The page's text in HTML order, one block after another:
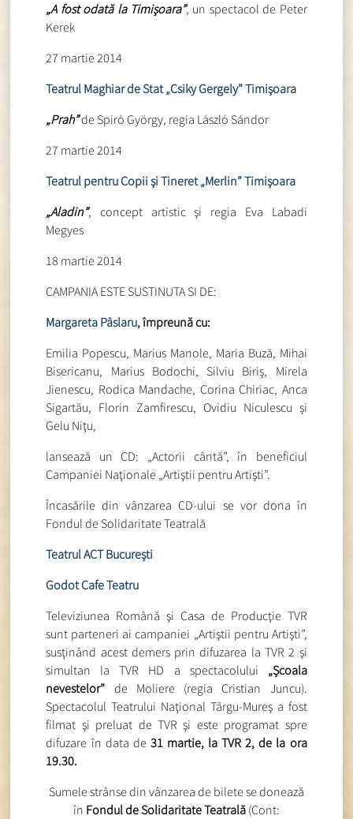
„A fost odată la Timişoara”, un spectacol de Peter
Kerek
27 martie 2014
Teatrul Maghiar de Stat „Csiky Gergely” Timişoara
„Prah”de Spiró György, regia László Sándor
27 martie 2014
Teatrul pentru Copii şi Tineret„Merlin” Timişoara
„Aladin”, concept artistic şi regia Eva Labadi
Megyes
18 martie 2014
CAMPANIA ESTE SUSTINUTA SI DE:
Margareta Pâslaru, împreună cu:
Emilia Popescu, Marius Manole, Maria Buză, Mihai
Bisericanu, Marius Bodochi, Silviu Biriş, Mirela
Jienescu, Rodica Mandache, Corina Chiriac, Anca
Sigartău, Florin Zamfirescu, Ovidiu Niculescu şi
Gelu Niţu,
lansează un CD: „Actorii cântă”, în beneficiul
Campaniei Naţionale „Artiştii pentru Artişti”.
Încasările din vânzarea CD-ului se vor dona în
Fondul de Solidaritate Teatrală
Teatrul ACT Bucureşti
Godot Cafe Teatru
Televiziunea Română şi Casa de Producţie TVR
sunt parteneri ai campaniei „Artiştii pentru Artişti”,
susţinând acest demers prin difuzarea la TVR 2 şi
simultan la TVR HD a spectacolului „Şcoala
nevestelor” de Moliere (regia Cristian Juncu).
Spectacolul Teatrului Naţional Târgu-Mureş a fost
filmat şi preluat de TVR şi este programat spre
difuzare în data de 31 martie, la TVR 2, de la ora
19.30.
Sumele strânse din vânzarea de bilete se donează
în Fondul de Solidaritate Teatrală(Cont: